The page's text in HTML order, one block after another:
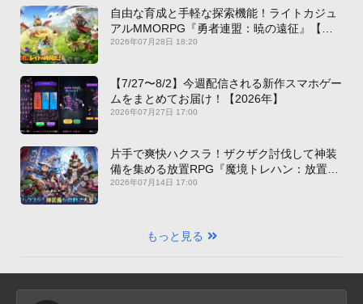
自由な育成と手軽な探索機能！ライトカジュ
アルMMORPG『勇者連盟：暁の遠征』【最
新作PICKUP】
2026年07月28日 18:20
【7/27〜8/2】今週配信される新作スマホゲー
ムをまとめてお届け！【2026年】
2026年07月27日 17:00
片手で爽快ハクスラ！ザクザク討伐して神装
備を集める放置RPG『魔境トレハン：放置で
神装備』【最新作PICKUP】
2026年07月14日 17:00
もっと見る